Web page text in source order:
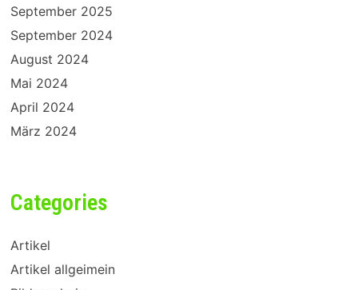
September 2025
September 2024
August 2024
Mai 2024
April 2024
März 2024
Categories
Artikel
Artikel allgeimein